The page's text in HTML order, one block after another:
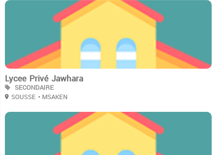
Lycee Privé Jawhara
SECONDAIRE
SOUSSE • MSAKEN